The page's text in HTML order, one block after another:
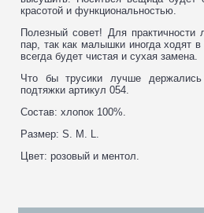
красотой и функциональностью.
Полезный совет! Для практичности
пар, так как малышки иногда ходят
всегда будет чистая и сухая замена.
Что бы трусики лучше держались
подтяжки артикул 054.
Состав: хлопок 100%.
Размер: S. M. L.
Цвет: розовый и ментол.